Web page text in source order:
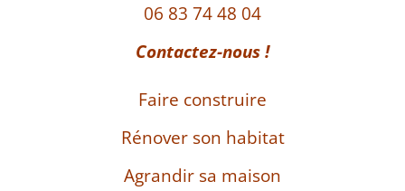
06 83 74 48 04
Contactez-nous !
Faire construire
Rénover son habitat
Agrandir sa maison